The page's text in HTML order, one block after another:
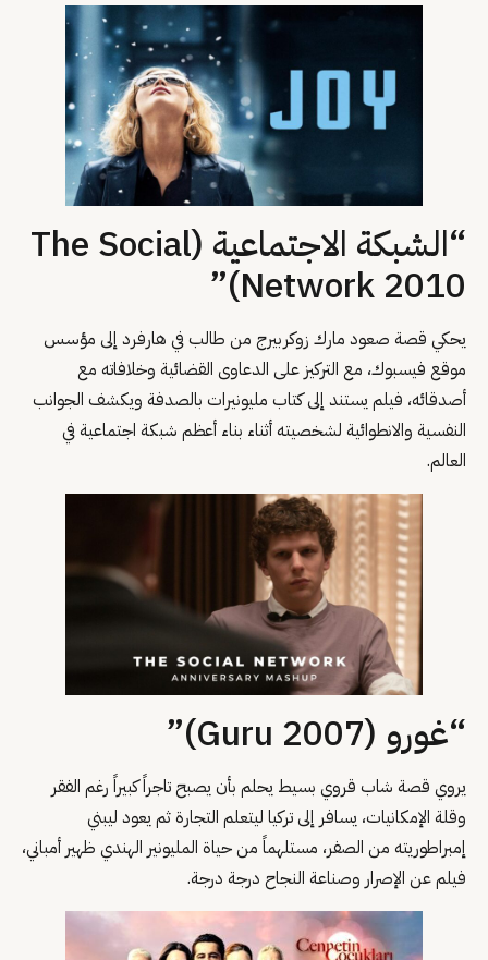
“الشبكة الاجتماعية (The Social
Network 2010)”
يحكي قصة صعود مارك زوكربيرج من طالب في هارفرد إلى مؤسس
موقع فيسبوك، مع التركيز على الدعاوى القضائية وخلافاته مع
أصدقائه، فيلم يستند إلى كتاب مليونيرات بالصدفة ويكشف الجوانب
النفسية والانطوائية لشخصيته أثناء بناء أعظم شبكة اجتماعية في
العالم.
“غورو (Guru 2007)”
يروي قصة شاب قروي بسيط يحلم بأن يصبح تاجراً كبيراً رغم الفقر
وقلة الإمكانيات، يسافر إلى تركيا ليتعلم التجارة ثم يعود ليبني
إمبراطوريته من الصفر، مستلهماً من حياة المليونير الهندي ظهير أمباني،
فيلم عن الإصرار وصناعة النجاح درجة درجة.